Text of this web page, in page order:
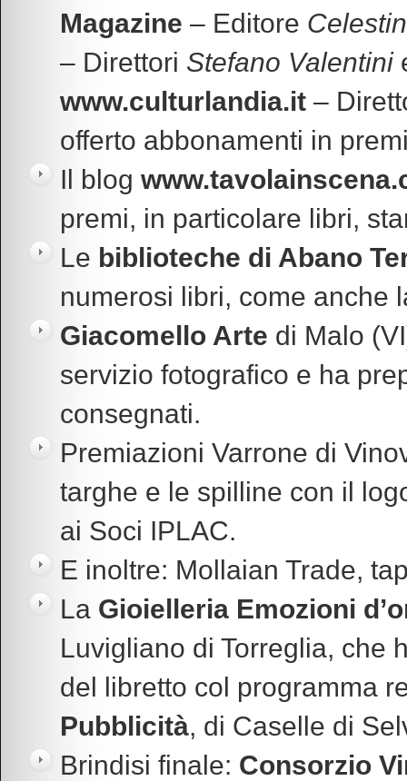
Magazine – Editore
– Direttori Stefano Valentini
www.culturlandia.it –
offerto abbonamenti in
Il blog
premi, in particolare libri,
Le biblioteche di Abano
numerosi libri, come anche
Giacomello Arte di Malo
servizio fotografico e ha
consegnati.
Premiazioni Varrone di
targhe e le spilline con il
ai Soci IPLAC.
E inoltre: Mollaian Trade,
La Gioielleria Emozioni
Luvigliano di Torreglia, che
del libretto col programma
Pubblicità, di Caselle di
Brindisi finale: Consorzio